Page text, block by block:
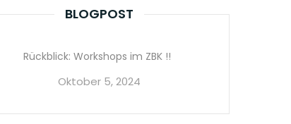
BLOGPOST
Rückblick: Workshops im ZBK !!
Oktober 5, 2024